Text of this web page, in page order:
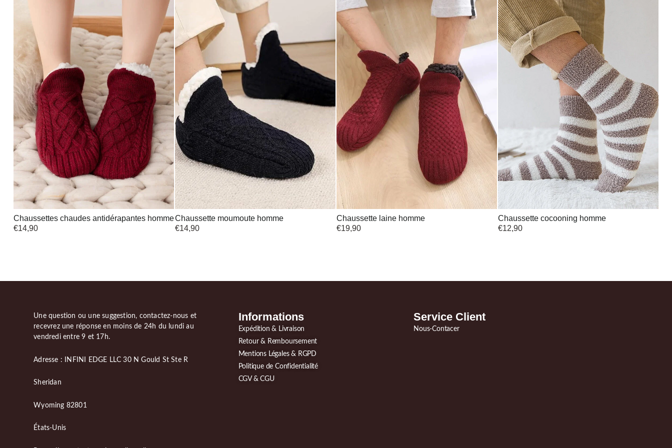
Chaussettes chaudes antidérapantes homme
€14,90
Chaussette moumoute homme
€14,90
Chaussette laine homme
€19,90
Chaussette cocooning homme
€12,90
Une question ou une suggestion, contactez-nous et
recevrez une réponse en moins de 24h du lundi au
vendredi entre 9 et 17h.
Adresse : INFINI EDGE LLC 30 N Gould St Ste R
Sheridan
Wyoming 82801
États-Unis
Informations
Expédition & Livraison
Retour & Remboursement
Mentions Légales & RGPD
Politique de Confidentialité
CGV & CGU
Service Client
Nous-Contacer